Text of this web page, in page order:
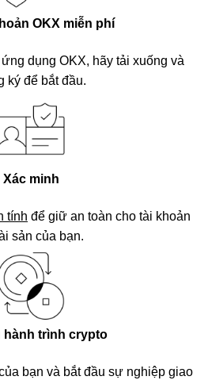
OKX miễn phí
dụng OKX, hãy tải xuống và
ký để bắt đầu.
Xác minh
tính để giữ an toàn cho tài khoản
sản của bạn.
hành trình crypto
bạn và bắt đầu sự nghiệp giao